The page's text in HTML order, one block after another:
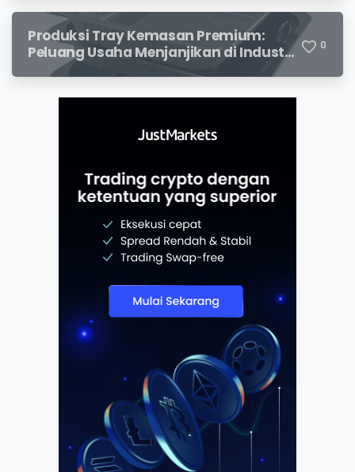
Produksi Tray Kemasan Premium:
Peluang Usaha Menjanjikan di Industri
Packaging Modern
0